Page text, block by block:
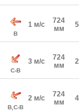
В
1 м/с
724
мм
С-В
3 м/с
724
мм
В,С-В
2 м/с
724
мм